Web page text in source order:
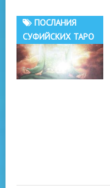
ПОСЛАНИЯ
СУФИЙСКИХ ТАРО